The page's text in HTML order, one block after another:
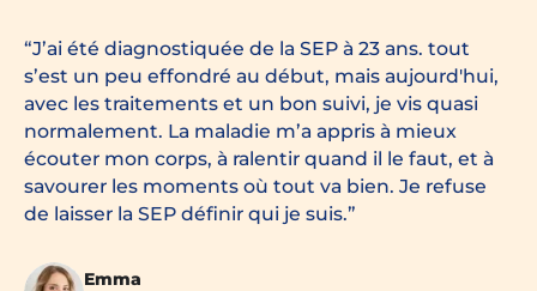
J’ai été diagnostiquée de la SEP à 23 ans. tout
s’est un peu effondré au début, mais aujourd'hui,
avec les traitements et un bon suivi, je vis quasi
normalement. La maladie m’a appris à mieux
écouter mon corps, à ralentir quand il le faut, et à
savourer les moments où tout va bien. Je refuse
de laisser la SEP définir qui je suis.
Emma